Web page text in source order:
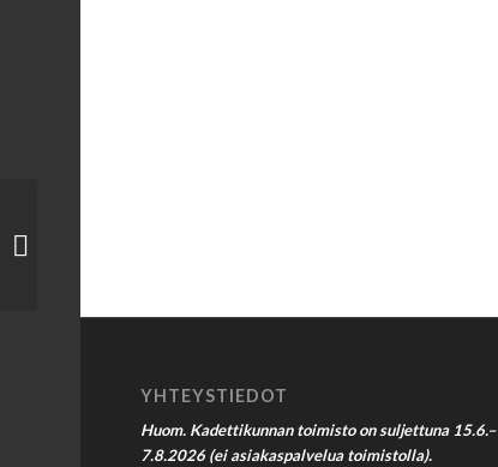
YHTEYSTIEDOT
Huom. Kadettikunnan toimisto on suljettuna 15.6.–
7.8.2026 (ei asiakaspalvelua toimistolla).